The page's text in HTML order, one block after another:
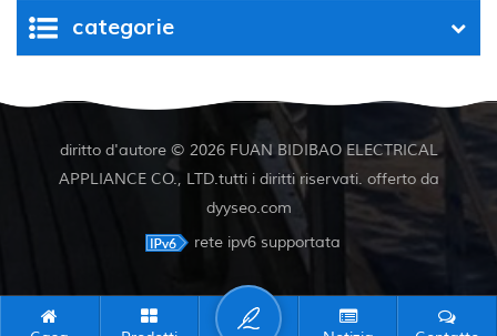
per barcacategorie
diritto d'autore © 2026 FUAN BIDIBAO ELECTRICAL
APPLIANCE CO., LTD.tutti i diritti riservati. offerto da
dyyseo.com
rete ipv6 supportata